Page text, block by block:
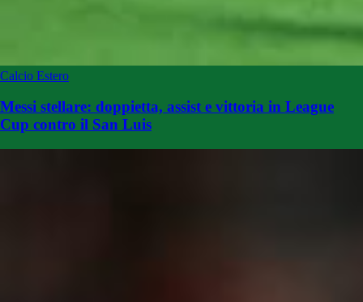
Calcio Estero
Messi stellare: doppietta, assist e vittoria in League
Cup contro il San Luis